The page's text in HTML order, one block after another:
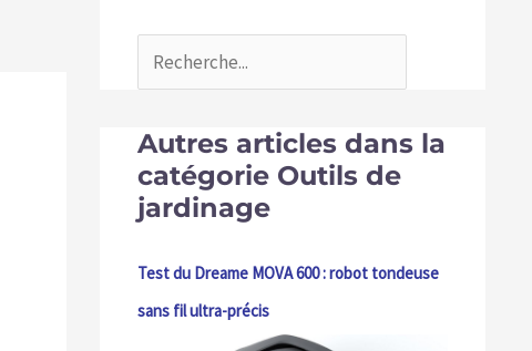
Autres articles dans la
catégorie Outils de
jardinage
Test du Dreame MOVA 600 : robot tondeuse
sans fil ultra-précis